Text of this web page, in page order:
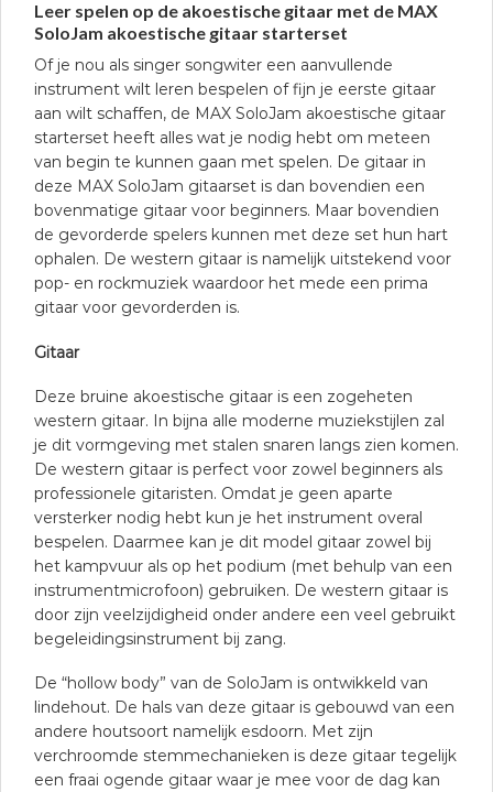
Leer spelen op de akoestische gitaar met de MAX
SoloJam akoestische gitaar starterset
Of je nou als singer songwiter een aanvullende
instrument wilt leren bespelen of fijn je eerste gitaar
aan wilt schaffen, de MAX SoloJam akoestische gitaar
starterset heeft alles wat je nodig hebt om meteen
van begin te kunnen gaan met spelen. De gitaar in
deze MAX SoloJam gitaarset is dan bovendien een
bovenmatige gitaar voor beginners. Maar bovendien
de gevorderde spelers kunnen met deze set hun hart
ophalen. De western gitaar is namelijk uitstekend voor
pop- en rockmuziek waardoor het mede een prima
gitaar voor gevorderden is.
Gitaar
Deze bruine akoestische gitaar is een zogeheten
western gitaar. In bijna alle moderne muziekstijlen zal
je dit vormgeving met stalen snaren langs zien komen.
De western gitaar is perfect voor zowel beginners als
professionele gitaristen. Omdat je geen aparte
versterker nodig hebt kun je het instrument overal
bespelen. Daarmee kan je dit model gitaar zowel bij
het kampvuur als op het podium (met behulp van een
instrumentmicrofoon) gebruiken. De western gitaar is
door zijn veelzijdigheid onder andere een veel gebruikt
begeleidingsinstrument bij zang.
De “hollow body” van de SoloJam is ontwikkeld van
lindehout. De hals van deze gitaar is gebouwd van een
andere houtsoort namelijk esdoorn. Met zijn
verchroomde stemmechanieken is deze gitaar tegelijk
een fraai ogende gitaar waar je mee voor de dag kan